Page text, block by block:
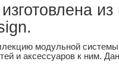
модульной
и аксессуаров к ним.